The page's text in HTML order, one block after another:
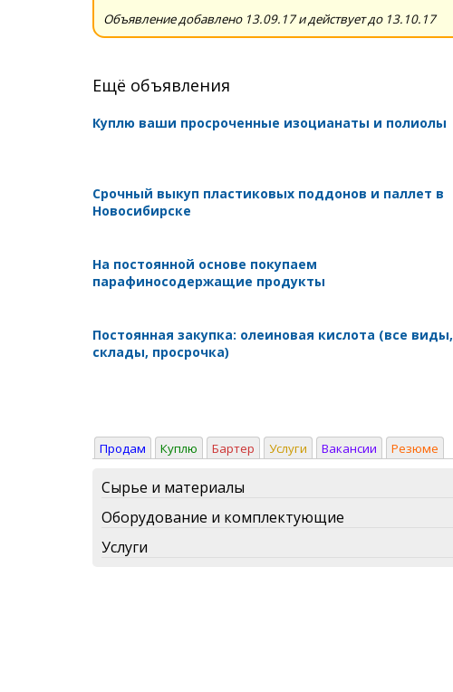
Объявление добавлено 13.09.17 и действует до 13.10.17
Ещё объявления
Куплю ваши просроченные изоцианаты и полиолы
Срочный выкуп пластиковых поддонов и паллет в
Новосибирске
На постоянной основе покупаем
парафиносодержащие продукты
Постоянная закупка: олеиновая кислота (все виды,
склады, просрочка)
Продам Куплю Бартер Услуги Вакансии Резюме
Сырье и материалы
Оборудование и комплектующие
Услуги